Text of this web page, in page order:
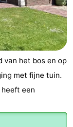
van het bos en op
met fijne tuin.
een